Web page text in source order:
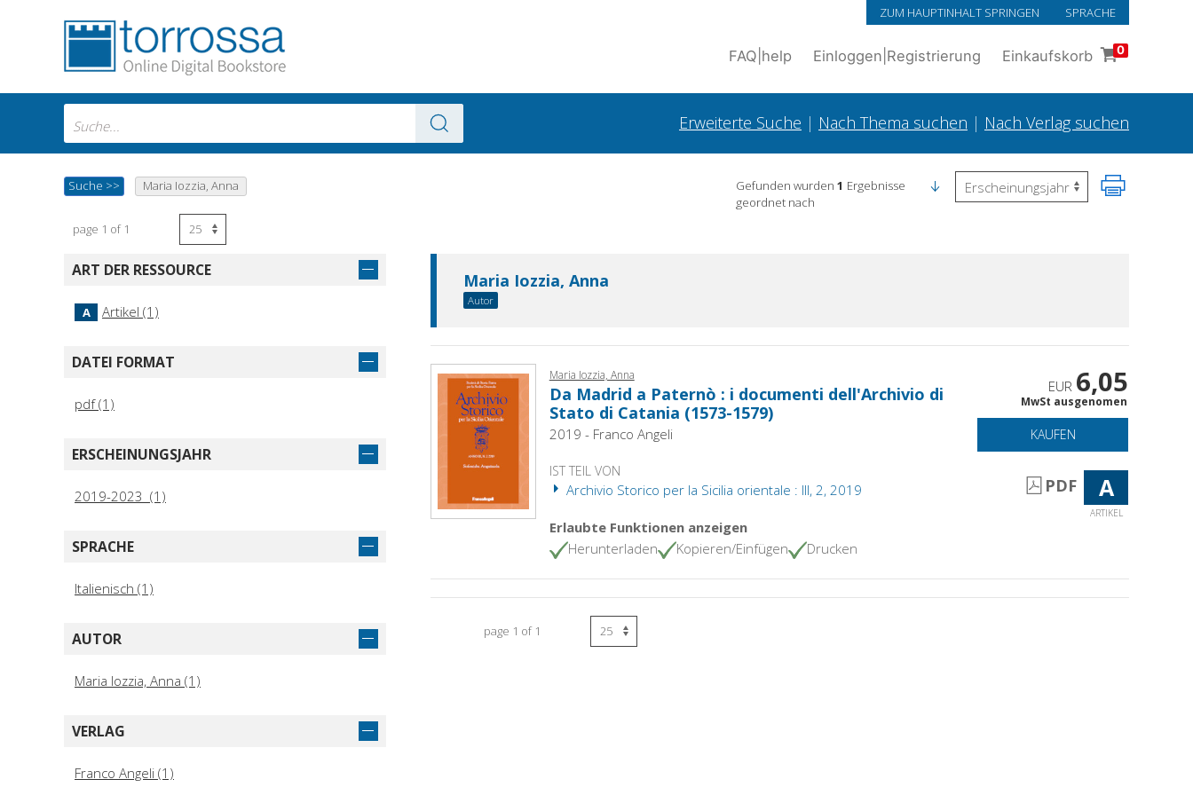
ZUM HAUPTINHALT SPRINGEN SPRACHE
FAQ help Einloggen Registrierung Einkaufskorb 0
Erweiterte Suche | Nach Thema suchen | Nach Verlag suchen
Suche >> Maria Iozzia, Anna Gefunden wurden 1 Ergebnisse
geordnet nach
page 1 of 1
ART DER RESSOURCE
A Artikel (1)
DATEI FORMAT
pdf (1)
ERSCHEINUNGSJAHR
2019-2023 (1)
SPRACHE
Italienisch (1)
AUTOR
Maria Iozzia, Anna (1)
VERLAG
Franco Angeli (1)
Maria Iozzia, Anna
Autor
Maria Iozzia, Anna
Da Madrid a Paternò : i documenti dell'Archivio di
Stato di Catania (1573-1579)
2019 - Franco Angeli
IST TEIL VON
Archivio Storico per la Sicilia orientale : III, 2, 2019
Erlaubte Funktionen anzeigen
Herunterladen
Kopieren/Einfügen Drucken
EUR 6,05
MwSt ausgenomen
KAUFEN
PDF A
ARTIKEL
page 1 of 1